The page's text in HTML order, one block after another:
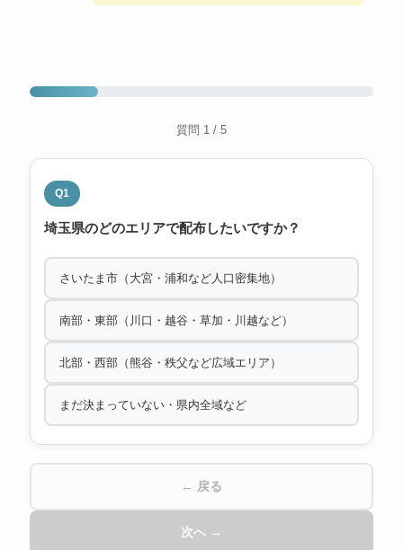
質問 1 / 5
Q1
埼玉県のどのエリアで配布したいですか？
さいたま市（大宮・浦和など人口密集地）
南部・東部（川口・越谷・草加・川越など）
北部・西部（熊谷・秩父など広域エリア）
まだ決まっていない・県内全域など
← 戻る
次へ →